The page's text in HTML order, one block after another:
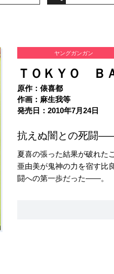
ヤングガンガン
ＴＯＫＹＯ Ｂ
原作：俵喜都
作画：麻生我等
発売日：2010年7月24日
抗えぬ闇との死闘
夏喜の張った結果が破れた
亜由美が鬼神の力を宿す比
闘への第一歩だった――。